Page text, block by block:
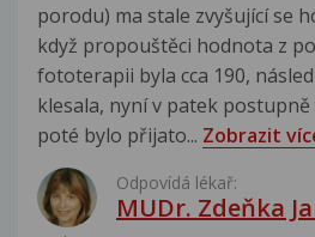
porodu) ma stale zvyšující se
když propouštěci hodnota z
fototerapii byla cca 190,
klesala, nyní v patek
poté bylo přijato... Zobrazit
Odpovídá lékař:
MUDr. Zdeňka